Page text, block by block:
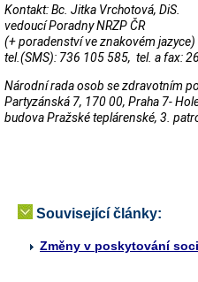
Kontakt: Bc. Jitka Vrchotová, DiS.
vedoucí Poradny NRZP ČR
(+ poradenství ve znakovém jazyce)
tel.(SMS): 736 105 585, tel. a fax:
Národní rada osob se zdravotním
Partyzánská 7, 170 00, Praha 7-
budova Pražské teplárenské, 3.
Související články:
Změny v poskytování